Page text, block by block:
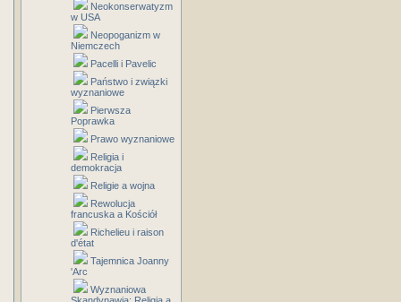
Neokonserwatyzm
w USA
Neopoganizm w
Niemczech
Pacelli i Pavelic
Państwo i związki
wyznaniowe
Pierwsza
Poprawka
Prawo wyznaniowe
Religia i
demokracja
Religie a wojna
Rewolucja
francuska a Kościół
Richelieu i raison
d'état
Tajemnica Joanny
'Arc
Wyznaniowa